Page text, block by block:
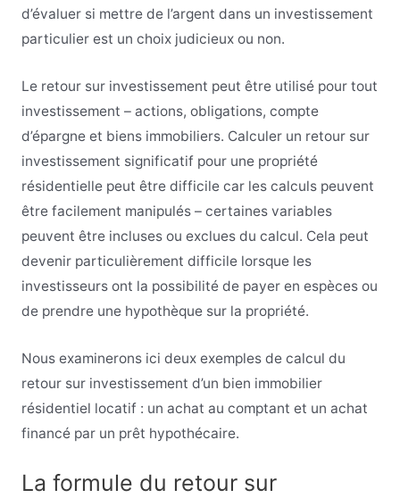
d’évaluer si mettre de l’argent dans un investissement
particulier est un choix judicieux ou non.
Le retour sur investissement peut être utilisé pour tout
investissement – actions, obligations, compte
d’épargne et biens immobiliers. Calculer un retour sur
investissement significatif pour une propriété
résidentielle peut être difficile car les calculs peuvent
être facilement manipulés – certaines variables
peuvent être incluses ou exclues du calcul. Cela peut
devenir particulièrement difficile lorsque les
investisseurs ont la possibilité de payer en espèces ou
de prendre une hypothèque sur la propriété.
Nous examinerons ici deux exemples de calcul du
retour sur investissement d’un bien immobilier
résidentiel locatif : un achat au comptant et un achat
financé par un prêt hypothécaire.
La formule du retour sur